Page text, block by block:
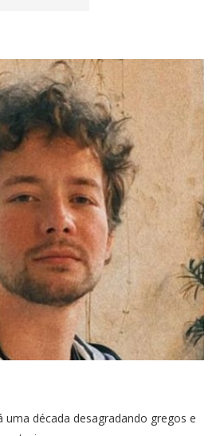
uma década desagradando gregos e